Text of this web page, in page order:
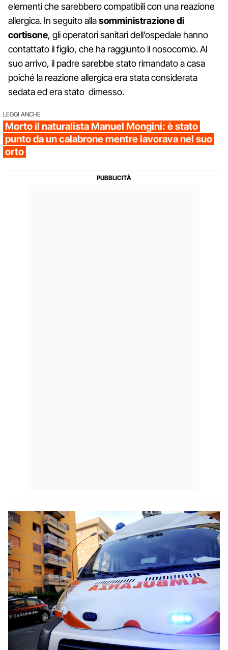
elementi che sarebbero compatibili con una reazione
allergica. In seguito allasomministrazione di
cortisone, gli operatori sanitari dell’ospedale hanno
contattato il figlio, che ha raggiunto il nosocomio. Al
suo arrivo, il padre sarebbe stato rimandato a casa
poiché la reazione allergica era stata considerata
sedata ed era stato dimesso.
LEGGI ANCHE
Morto il naturalista Manuel Mongini: è stato
punto da un calabrone mentre lavorava nel suo
orto